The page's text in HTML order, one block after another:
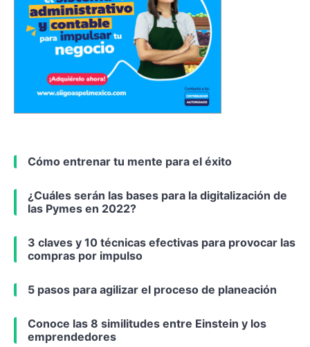
Cómo entrenar tu mente para el éxito
¿Cuáles serán las bases para la digitalización de
las Pymes en 2022?
3 claves y 10 técnicas efectivas para provocar las
compras por impulso
5 pasos para agilizar el proceso de planeación
Conoce las 8 similitudes entre Einstein y los
emprendedores